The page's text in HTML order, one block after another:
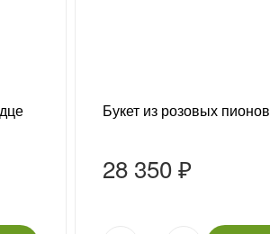
Букет из розовых пионов
28 350 ₽